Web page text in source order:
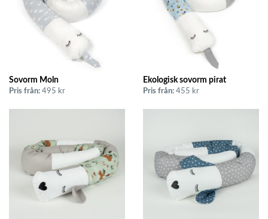
Sovorm Moln
Pris från: 495 kr
Ekologisk sovorm pirat
Pris från: 455 kr